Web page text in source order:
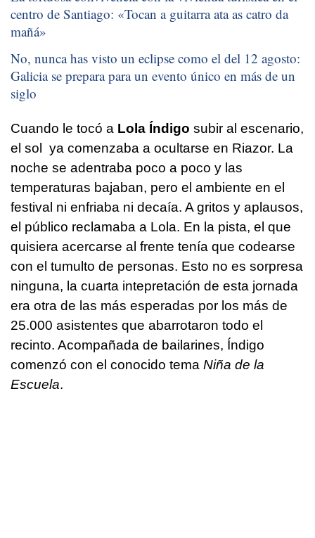
centro de Santiago: «Tocan a guitarra ata as catro da
mañá»
No, nunca has visto un eclipse como el del 12 agosto:
Galicia se prepara para un evento único en más de un
siglo
Cuando le tocó a Lola Índigo subir al escenario,
el sol ya comenzaba a ocultarse en Riazor. La
noche se adentraba poco a poco y las
temperaturas bajaban, pero el ambiente en el
festival ni enfriaba ni decaía. A gritos y aplausos,
el público reclamaba a Lola. En la pista, el que
quisiera acercarse al frente tenía que codearse
con el tumulto de personas. Esto no es sorpresa
ninguna, la cuarta intepretación de esta jornada
era otra de las más esperadas por los más de
25.000 asistentes que abarrotaron todo el
recinto. Acompañada de bailarines, Índigo
comenzó con el conocido tema Niña de la
Escuela.